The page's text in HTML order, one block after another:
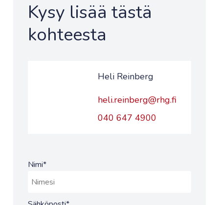
Kysy lisää tästä
kohteesta
Heli Reinberg
heli.reinberg@rhg.fi
040 647 4900
Nimi*